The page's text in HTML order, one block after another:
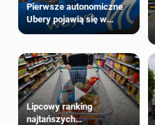
Pierwsze autonomiczne
Ubery pojawią się w
Londynie jeszcze tego
Lipcowy ranking
najtańszych